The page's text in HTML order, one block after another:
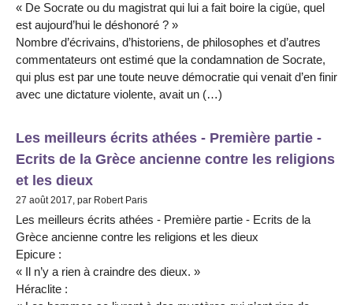
« De Socrate ou du magistrat qui lui a fait boire la cigüe, quel
est aujourd’hui le déshonoré ? »
Nombre d’écrivains, d’historiens, de philosophes et d’autres
commentateurs ont estimé que la condamnation de Socrate,
qui plus est par une toute neuve démocratie qui venait d’en finir
avec une dictature violente, avait un (…)
Les meilleurs écrits athées - Première partie -
Ecrits de la Grèce ancienne contre les religions
et les dieux
27 août 2017, par Robert Paris
Les meilleurs écrits athées - Première partie - Ecrits de la
Grèce ancienne contre les religions et les dieux
Epicure :
« Il n’y a rien à craindre des dieux. »
Héraclite :